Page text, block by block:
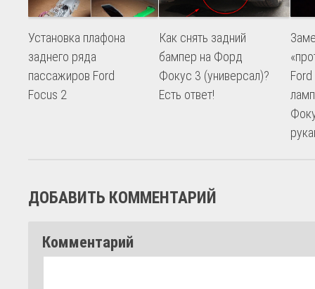
Установка плафона
заднего ряда
пассажиров Ford
Focus 2
Как снять задний
бампер на Форд
Фокус 3 (универсал)?
Есть ответ!
ДОБАВИТЬ КОММЕНТАРИЙ
Комментарий